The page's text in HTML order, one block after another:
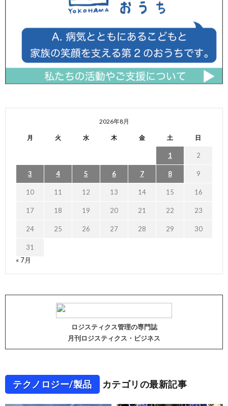
2026年8月
月 火 水 木 金 土 日
1 2
3 4 5 6 7 8 9
10 11 12 13 14 15 16
17 18 19 20 21 22 23
24 25 26 27 28 29 30
31
« 7月
ロジスティクス管理の専門誌
月刊ロジスティクス・ビジネス
テクノロジー/製品 カテゴリの最新記事